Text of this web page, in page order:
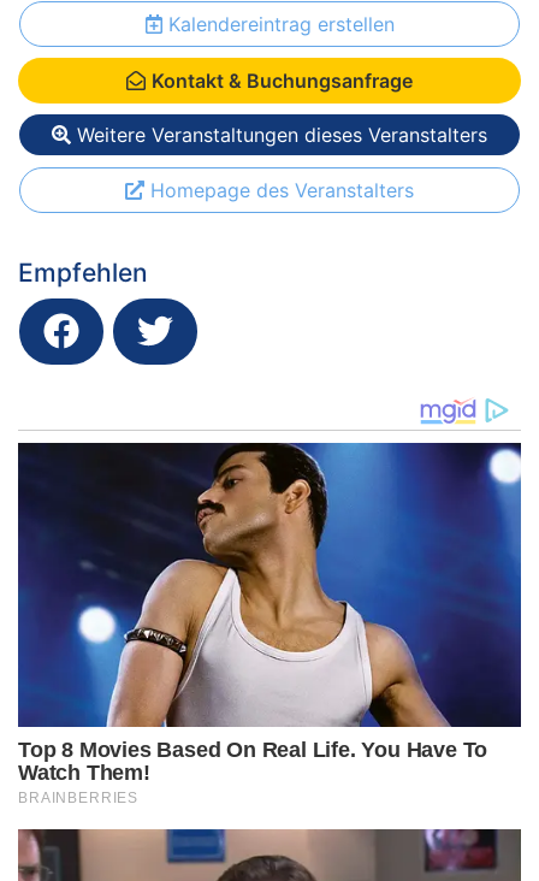
Kalendereintrag erstellen
Kontakt & Buchungsanfrage
Weitere Veranstaltungen dieses Veranstalters
Homepage des Veranstalters
Empfehlen